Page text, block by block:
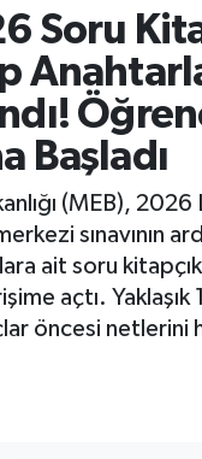
Soru
Başladı
(MEB),
sınavının
ait soru
açtı. Yaklaşık
öncesi netlerini
Haberleri